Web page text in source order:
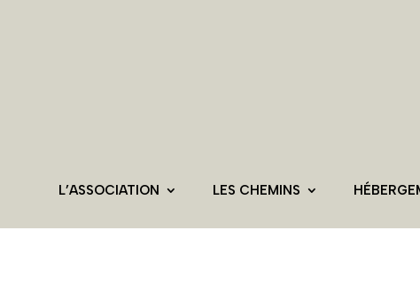
L’ASSOCIATION LES CHEMINS